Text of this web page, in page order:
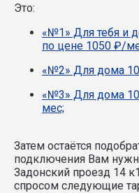
Это:
«№1» Для тебя и
по цене 1050 ₽/
«№2» Для дома
«№3» Для дома
мес;
Затем остаётся
подключения Вам
Задонский проезд 14
спросом следующие